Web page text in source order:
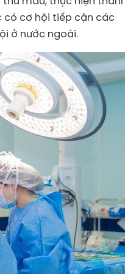
có cơ hội tiếp cận các
ở nước ngoài.